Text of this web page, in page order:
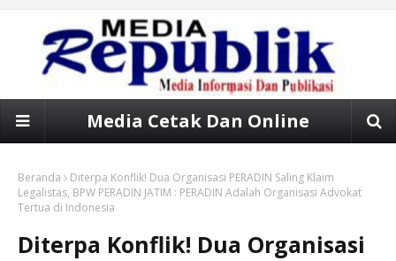
Media Cetak Dan Online
Beranda
Diterpa Konflik! Dua Organisasi PERADIN Saling Klaim
Legalistas, BPW PERADIN JATIM : PERADIN Adalah Organisasi Advokat
Tertua di Indonesia
Diterpa Konflik! Dua Organisasi